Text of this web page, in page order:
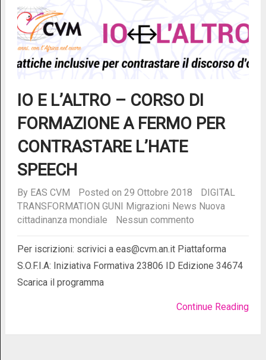
IO E L’ALTRO – CORSO DI
FORMAZIONE A FERMO PER
CONTRASTARE L’HATE
SPEECH
By EAS CVM Posted on 29 Ottobre 2018
DIGITAL
TRANSFORMATION GUNI Migrazioni News Nuova
cittadinanza mondiale
Nessun commento
Per iscrizioni: scrivici a eas@cvm.an.it Piattaforma
S.O.F.I.A: Iniziativa Formativa 23806 ID Edizione 34674
Scarica il programma
Continue Reading